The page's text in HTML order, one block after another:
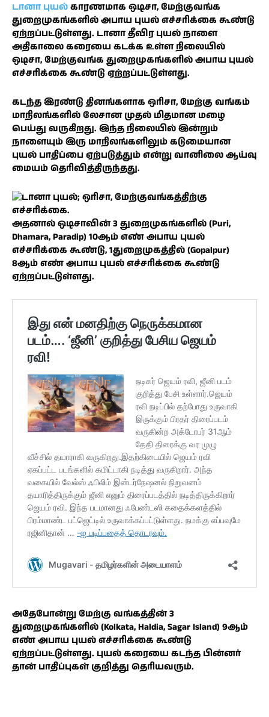
டானா புயல்காரணமாக ஒடிசா, மேற்குவங்க
துறைமுகங்களில் அபாய புயல் எச்சரிக்கை கூண்டு
ஏற்றப்பட்டுள்ளது. டானா தீவிர புயல் நாளை
அதிகாலை கரையை கடக்க உள்ள நிலையில்
ஒடிசா, மேற்குவங்க துறைமுகங்களில் அபாய புயல்
எச்சரிக்கை கூண்டு ஏற்றப்பட்டுள்ளது.
கடந்த இரண்டு தினங்களாக ஒரிசா, மேற்கு வங்கம்
மாநிலங்களில் லேசான முதல் மிதமான மழை
பெய்து வருகிறது. இந்த நிலையில் இன்றும்
நாளையும் இரு மாநிலங்களிலும் கடுமையான
புயல் பாதிப்பை ஏற்படுத்தும் என்று வானிலை ஆய்வு
மையம் தெரிவித்திருந்தது.
அதனால் ஒடிசாவின் 3 துறைமுகங்களில் (Puri,
Dhamara, Paradip) 10ஆம் எண் அபாய புயல்
எச்சரிக்கை கூண்டு, 1துறைமுகத்தில் (Gopalpur)
8ஆம் எண் அபாய புயல் எச்சரிக்கை கூண்டு
ஏற்றப்பட்டுள்ளது.
அதேபோன்று மேற்கு வங்கத்தின் 3
துறைமுகங்களில் (Kolkata, Haldia, Sagar Island) 9ஆம்
எண் அபாய புயல் எச்சரிக்கை கூண்டு
ஏற்றப்பட்டுள்ளது. புயல் கரையை கடந்த பின்னர்
தான் பாதிப்புகள் குறித்து தெரியவரும்.